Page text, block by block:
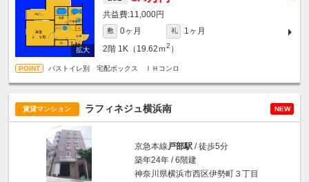
11,000円
敷 0ヶ月 礼
1ヶ月
2階 1K（19.62ｍ2 ）
バストイレ別 宅配ボックス ＩＨコンロ
賃貸マンション ラフィネジュ横浜南 NEW
京急本線戸部駅 / 徒歩5分
築年24年 / 6階建
神奈川県横浜市西区伊勢町３丁目